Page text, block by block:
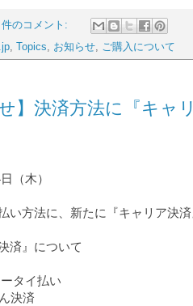
のコメント:
, Topics, お知らせ, ご購入について
】決済方法に『キャ
（木）
い方法に、新たに『キャリア決
済』について
タイ払い
決済